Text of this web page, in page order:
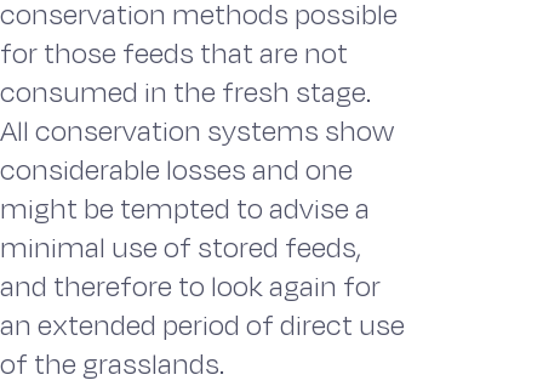
conservation methods possible
for those feeds that are not
consumed in the fresh stage.
All conservation systems show
considerable losses and one
might be tempted to advise a
minimal use of stored feeds,
and therefore to look again for
an extended period of direct use
of the grasslands.